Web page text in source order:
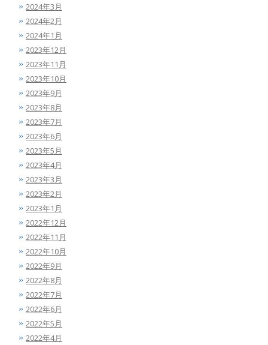
2024年3月
2024年2月
2024年1月
2023年12月
2023年11月
2023年10月
2023年9月
2023年8月
2023年7月
2023年6月
2023年5月
2023年4月
2023年3月
2023年2月
2023年1月
2022年12月
2022年11月
2022年10月
2022年9月
2022年8月
2022年7月
2022年6月
2022年5月
2022年4月